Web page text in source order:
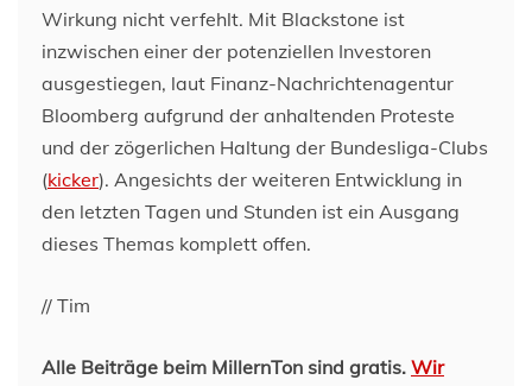
Wirkung nicht verfehlt. Mit Blackstone ist
inzwischen einer der potenziellen Investoren
ausgestiegen, laut Finanz-Nachrichtenagentur
Bloomberg aufgrund der anhaltenden Proteste
und der zögerlichen Haltung der Bundesliga-Clubs
(kicker). Angesichts der weiteren Entwicklung in
den letzten Tagen und Stunden ist ein Ausgang
dieses Themas komplett offen.
// Tim
Alle Beiträge beim MillernTon sind gratis. Wir